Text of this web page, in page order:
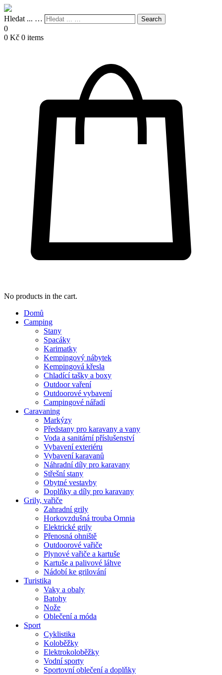
Hledat ... … Search
0
0 Kč 0 items
No products in the cart.
Domů
Camping
Stany
Spacáky
Karimatky
Kempingový nábytek
Kempingová křesla
Chladící tašky a boxy
Outdoor vaření
Outdoorové vybavení
Campingové nářadí
Caravaning
Markýzy
Předstany pro karavany a vany
Voda a sanitární příslušenství
Vybavení exteriéru
Vybavení karavanů
Náhradní díly pro karavany
Střešní stany
Obytné vestavby
Doplňky a díly pro karavany
Grily, vařiče
Zahradní grily
Horkovzdušná trouba Omnia
Elektrické grily
Přenosná ohniště
Outdoorové vařiče
Plynové vařiče a kartuše
Kartuše a palivové láhve
Nádobí ke grilování
Turistika
Vaky a obaly
Batohy
Nože
Oblečení a móda
Sport
Cyklistika
Koloběžky
Elektrokoloběžky
Vodní sporty
Sportovní oblečení a doplňky